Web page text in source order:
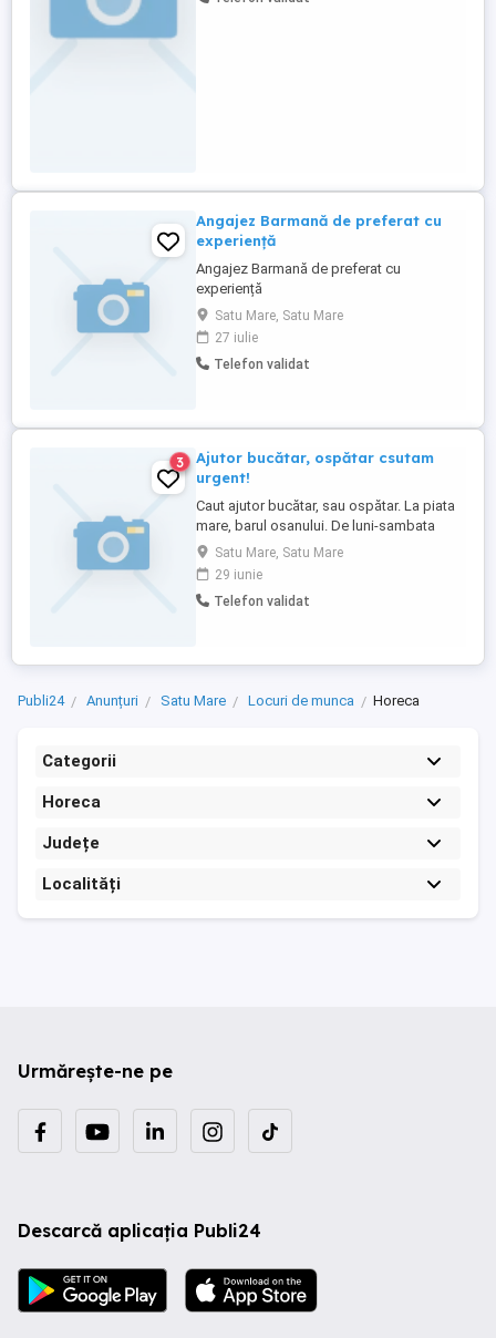
Angajez Barmană de preferat cu
experiență
Angajez Barmană de preferat cu
experiență
Satu Mare, Satu Mare
27 iulie
Telefon validat
3
Ajutor bucătar, ospătar csutam
urgent!
Caut ajutor bucătar, sau ospătar. La piata
mare, barul osanului. De luni-sambata
08:00-17:00
Satu Mare, Satu Mare
29 iunie
Telefon validat
Publi24 Anunțuri Satu Mare Locuri de munca Horeca
Categorii
Horeca
Județe
Localități
Urmărește-ne pe
Descarcă aplicația Publi24